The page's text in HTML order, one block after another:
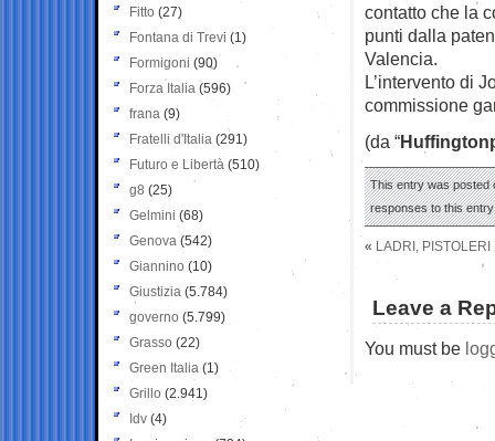
contatto che la
punti dalla
Valencia.
L’intervento di
commissione
(da “
This entry was posted
responses to this
« LADRI,
Leave a
You must be
Fitto (27)
Fontana di Trevi (1)
Formigoni (90)
Forza Italia (596)
frana (9)
Fratelli d'Italia (291)
Futuro e Libertà (510)
g8 (25)
Gelmini (68)
Genova (542)
Giannino (10)
Giustizia (5.784)
governo (5.799)
Grasso (22)
Green Italia (1)
Grillo (2.941)
Idv (4)